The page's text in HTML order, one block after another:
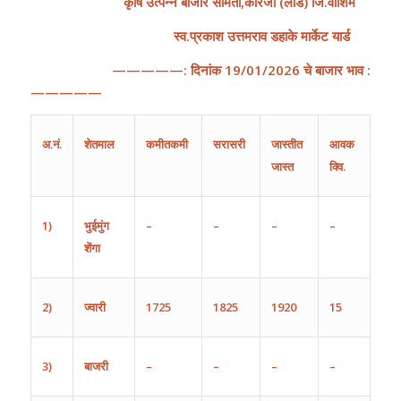
स्व.प्रकाश उत्तमराव डहाके मार्केट यार्ड
—————:दिनांक 19/01/2026 चे बाजार भाव:
—————
अ.नं. शेतमाल कमीतकमी सरासरी
जास्तीत
जास्त
आवक
क्वि.
1)
भुईमुंग
शेंगा
– – – –
2) ज्वारी 1725 1825 1920 15
3) बाजरी – – – –